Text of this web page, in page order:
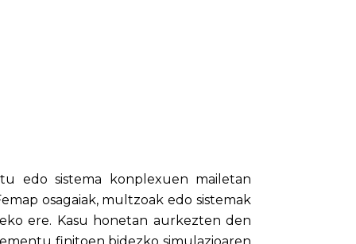
edo sistema konplexuen mailetan
osagaiak, multzoak edo sistemak
ere. Kasu honetan aurkezten den